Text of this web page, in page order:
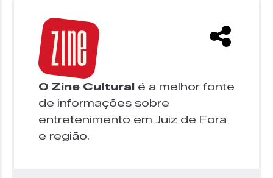
O Zine Cultural é a melhor fonte
de informações sobre
entretenimento em Juiz de Fora
e região.